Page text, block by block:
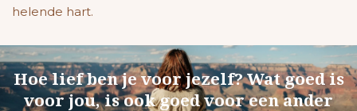
helende hart.
Hoe lief ben je voor jezelf? Wat goed is
voor jou, is ook goed voor een ander